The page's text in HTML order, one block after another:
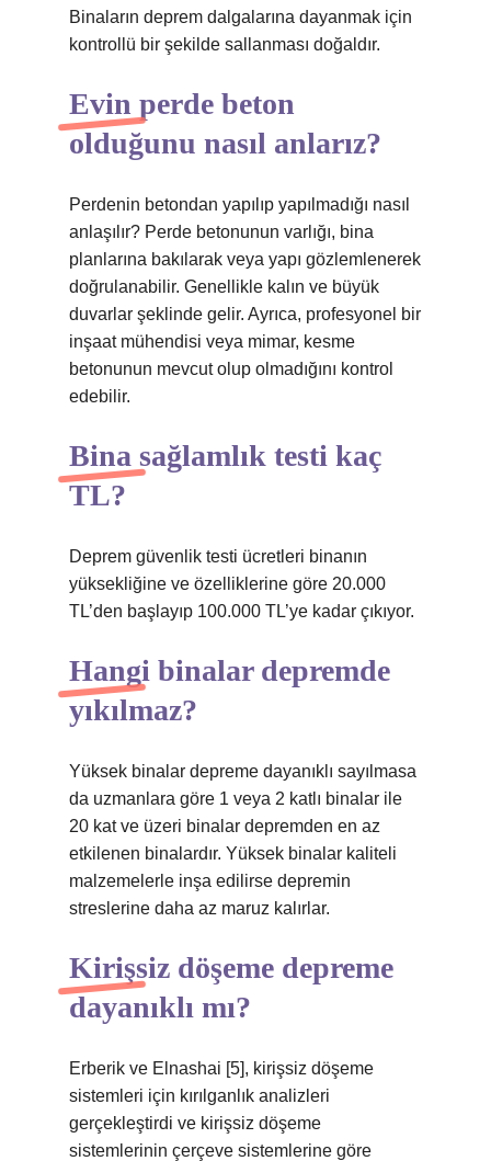
Binaların deprem dalgalarına dayanmak için
kontrollü bir şekilde sallanması doğaldır.
Evin perde beton
olduğunu nasıl anlarız?
Perdenin betondan yapılıp yapılmadığı nasıl
anlaşılır? Perde betonunun varlığı, bina
planlarına bakılarak veya yapı gözlemlenerek
doğrulanabilir. Genellikle kalın ve büyük
duvarlar şeklinde gelir. Ayrıca, profesyonel bir
inşaat mühendisi veya mimar, kesme
betonunun mevcut olup olmadığını kontrol
edebilir.
Bina sağlamlık testi kaç
TL?
Deprem güvenlik testi ücretleri binanın
yüksekliğine ve özelliklerine göre 20.000
TL’den başlayıp 100.000 TL’ye kadar çıkıyor.
Hangi binalar depremde
yıkılmaz?
Yüksek binalar depreme dayanıklı sayılmasa
da uzmanlara göre 1 veya 2 katlı binalar ile
20 kat ve üzeri binalar depremden en az
etkilenen binalardır. Yüksek binalar kaliteli
malzemelerle inşa edilirse depremin
streslerine daha az maruz kalırlar.
Kirişsiz döşeme depreme
dayanıklı mı?
Erberik ve Elnashai [5], kirişsiz döşeme
sistemleri için kırılganlık analizleri
gerçekleştirdi ve kirişsiz döşeme
sistemlerinin çerçeve sistemlerine göre